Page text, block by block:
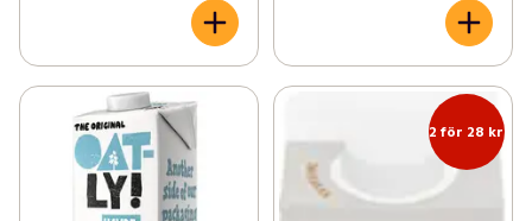
2 för 28 kr